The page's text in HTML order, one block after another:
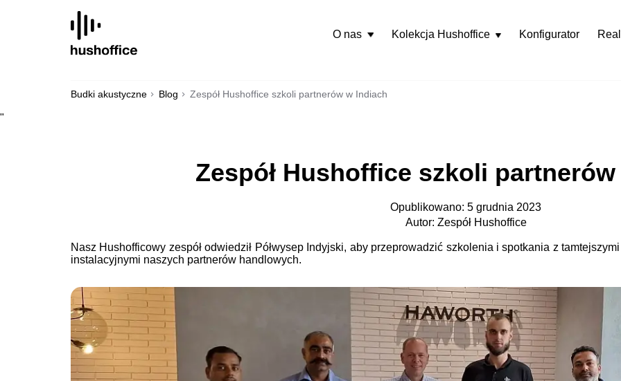
O nas Kolekcja HushofficeRozwiń
Konfigurator
Budki akustyczne Blog Zespół Hushoffice szkoli partnerów w Indiach
"
Zespół Hushoffice szkoli
Opublikowano: 5 grudnia 2023
Autor: Zespół Hushoffice
Nasz Hushofficowy zespół odwiedził Półwysep Indyjski, aby przeprowadzić szkolenia i spotkania z
instalacyjnymi naszych partnerów handlowych.